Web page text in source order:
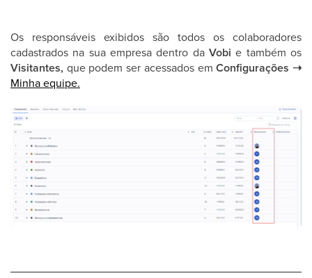
Os responsáveis exibidos são todos os colaboradores
cadastrados na sua empresa dentro da Vobie também os
Visitantes, que podem ser acessados em Configurações ➝
Minha equipe.